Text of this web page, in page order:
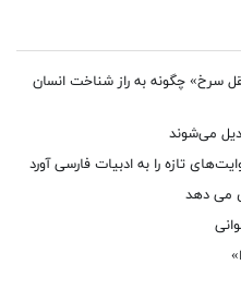
سرخ» چگونه به راز شناخت انسان
می‌شوند
تازه را به ادبیات فارسی آورد
می دهد